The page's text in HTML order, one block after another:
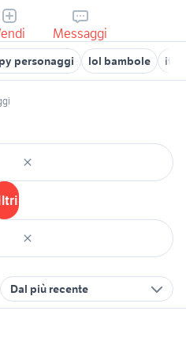
Messaggi
personaggi lol bambole it
Dal più recente